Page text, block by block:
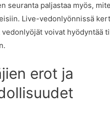
seuranta paljastaa myös,
Live-vedonlyönnissä
vedonlyöjät voivat hyödyntää
erot ja